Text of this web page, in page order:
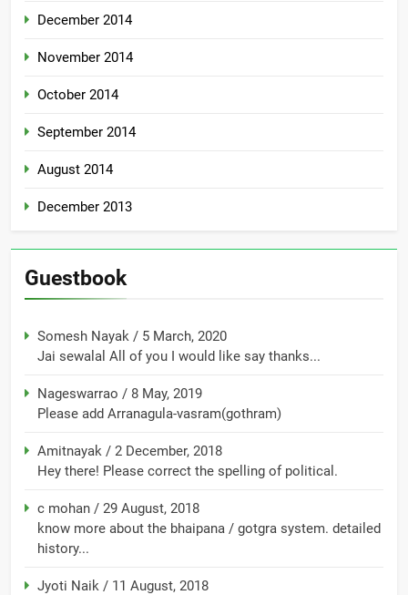
December 2014
November 2014
October 2014
September 2014
August 2014
December 2013
Guestbook
Somesh Nayak / 5 March, 2020
Jai sewalal All of you I would like say thanks...
Nageswarrao / 8 May, 2019
Please add Arranagula-vasram(gothram)
Amitnayak / 2 December, 2018
Hey there! Please correct the spelling of political.
c mohan / 29 August, 2018
know more about the bhaipana / gotgra system. detailed
history...
Jyoti Naik / 11 August, 2018